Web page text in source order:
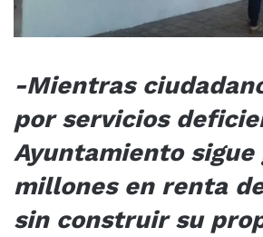
-Mientras
por servicios
Ayuntamiento sigue
millones en renta
sin construir su